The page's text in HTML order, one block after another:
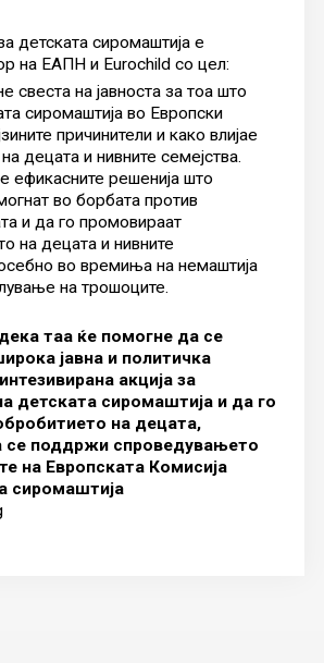
детската сиромаштија е
на ЕАПН и Eurochild со цел:
свеста на јавноста за тоа што
сиромаштија во Европски
причинители и како влијае
децата и нивните семејства.
ефикасните решенија што
во борбата против
и да го промовираат
на децата и нивните
во времиња на немаштија
на трошоците.
таа ќе помогне да се
јавна и политичка
акција за
детската сиромаштија и да го
на децата,
се поддржи спроведувањето
на Европската Комисија
сиромаштија